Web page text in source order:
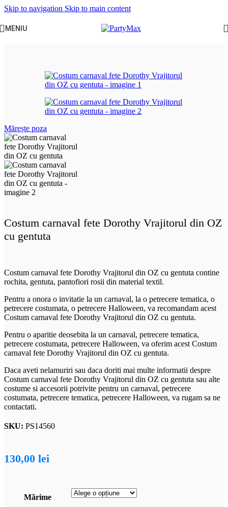
Skip to navigation Skip to main content
MENIU
Mărește poza
Costum carnaval fete Dorothy Vrajitorul din OZ
cu gentuta
Costum carnaval fete Dorothy Vrajitorul din OZ cu gentuta contine
rochita, gentuta, pantofiori rosii din material textil.
Pentru a onora o invitatie la un carnaval, la o petrecere tematica, o
petrecere costumata, o petrecere Halloween, va recomandam acest
Costum carnaval fete Dorothy Vrajitorul din OZ cu gentuta.
Pentru o aparitie deosebita la un carnaval, petrecere tematica,
petrecere costumata, petrecere Halloween, va oferim acest Costum
carnaval fete Dorothy Vrajitorul din OZ cu gentuta.
Daca aveti nelamuriri sau daca doriti mai multe informatii despre
Costum carnaval fete Dorothy Vrajitorul din OZ cu gentuta sau alte
costume si accesorii potrivite pentru un carnaval, petrecere
costumata, petrecere tematica, petrecere Halloween, va rugam sa ne
contactati.
SKU: PS14560
130,00 lei
Mărime